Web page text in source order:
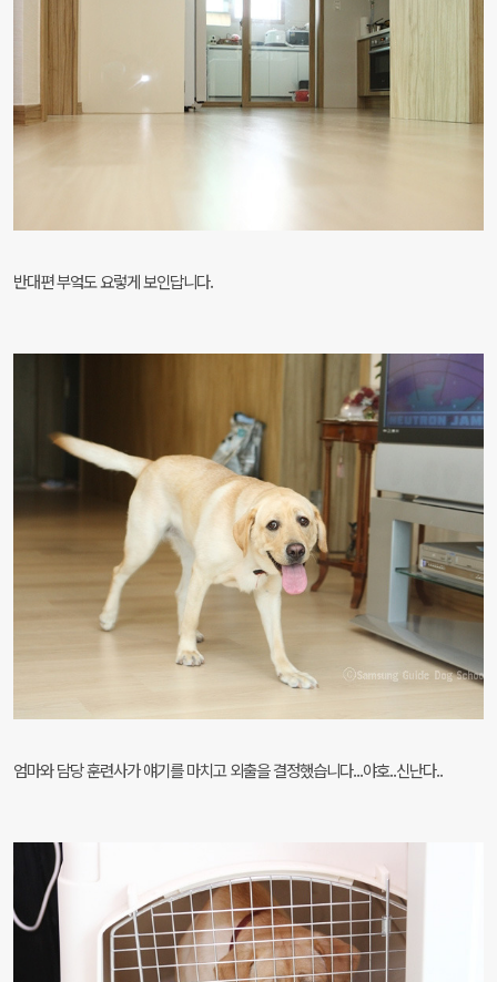
반대편 부엌도 요렇게 보인답니다.
엄마와 담당 훈련사가 얘기를 마치고 외출을 결정했습니다...야호..신난다..